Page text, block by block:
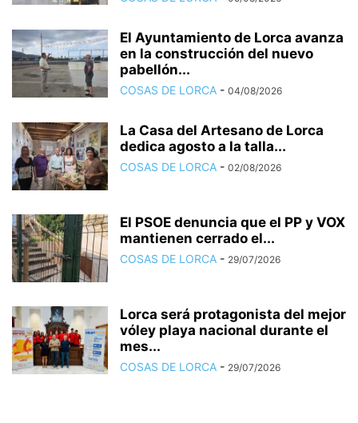
El Ayuntamiento de Lorca avanza
en la construcción del nuevo
pabellón...
COSAS DE LORCA - 04/08/2026
La Casa del Artesano de Lorca
dedica agosto a la talla...
COSAS DE LORCA - 02/08/2026
El PSOE denuncia que el PP y VOX
mantienen cerrado el...
COSAS DE LORCA - 29/07/2026
Lorca será protagonista del mejor
vóley playa nacional durante el
mes...
COSAS DE LORCA - 29/07/2026